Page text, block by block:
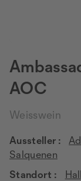
AOC
Weisswein
Aussteller :
Salquenen
Standort :